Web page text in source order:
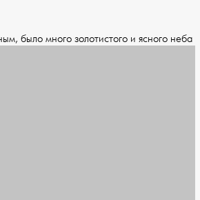
было много золотистого и ясного неба